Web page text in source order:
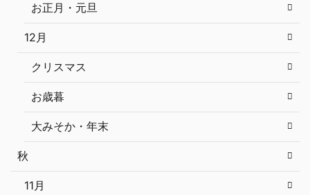
お正月・元旦
12月
クリスマス
お歳暮
大みそか・年末
秋
11月